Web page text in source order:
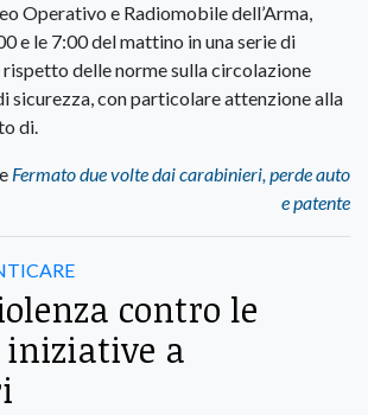
Operativo e Radiomobile dell’Arma,
e le 7:00 del mattino in una serie di
delle norme sulla circolazione
sicurezza, con particolare attenzione alla
di.
Fermato due volte dai carabinieri, perde auto
e patente
contro le
iniziative a